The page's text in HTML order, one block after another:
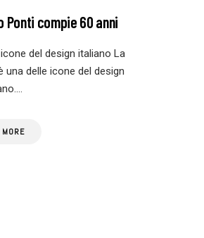
Ponti compie 60 anni
del design italiano La
una delle icone del design